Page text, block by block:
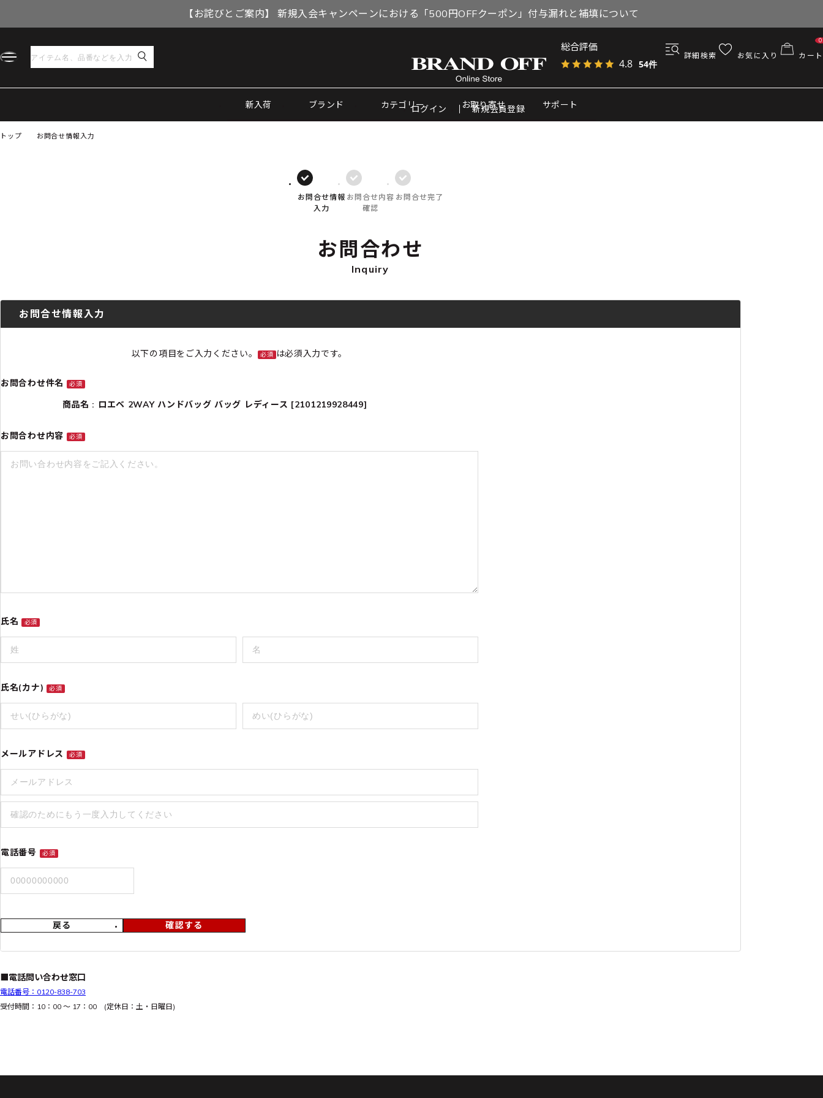
【お詫びとご案内】 新規入会キャンペーンにおける「500円OFFクーポン」付与漏れと補填について
総合評価
4.8 54件
詳細検索 お気に入り カート
0
新入荷 ブランド カテゴリー お取り寄せ サポート
ログイン 新規会員登録
トップ お問合せ情報入力
お問合せ情報
入力
お問合せ内容
確認
お問合せ完了
お問合わせ
Inquiry
お問合せ情報入力
以下の項目をご入力ください。 必須 は必須入力です。
お問合わせ件名 必須
商品名 : ロエベ 2WAY ハンドバッグ バッグ レディース [2101219928449]
お問合わせ内容 必須
氏名 必須
氏名(カナ) 必須
メールアドレス 必須
電話番号 必須
戻る 確認する
■電話問い合わせ窓口
電話番号：0120-838-703
受付時間：10：00 ～ 17：00 (定休日：土・日曜日)